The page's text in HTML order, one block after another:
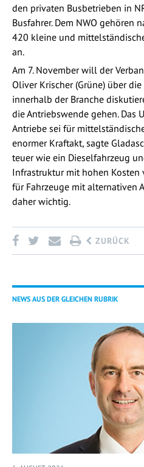
den privaten Busbetrieben in
Busfahrer. Dem NWO gehören
420 kleine und
an.
Am 7. November will der
Oliver Krischer (Grüne) über
innerhalb der Branche
die Antriebswende gehen. Das
Antriebe sei für
enormer Kraftakt, sagte
teuer wie ein Dieselfahrzeug
Infrastruktur mit hohen Kosten
für Fahrzeuge mit alternativen
daher wichtig.
ZURÜCK
NEWS AUS DER GLEICHEN RUBRIK